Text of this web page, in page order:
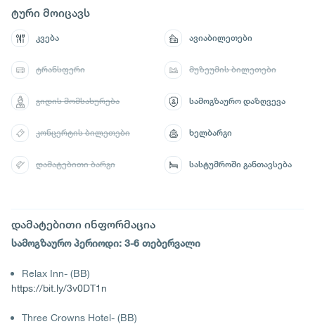
დამატებითი ინფორმაცია
სამოგზაურო პერიოდი: 3-6 თებერვალი
Relax Inn- (BB)
https://bit.ly/3v0DT1n
Three Crowns Hotel- (BB)
ტური მოიცავს
კვება ავიაბილეთები
ტრანსფერი მუზეუმის ბილეთები
გიდის მომსახურება სამოგზაურო დაზღვევა
კონცერტის ბილეთები ხელბარგი
დამატებითი ბარგი სასტუმროში განთავსება